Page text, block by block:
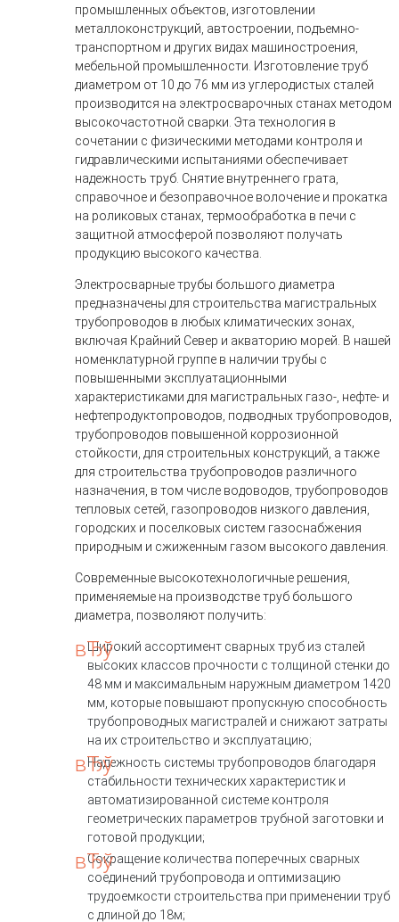
промышленных объектов, изготовлении
металлоконструкций, автостроении, подъемно-
транспортном и других видах машиностроения,
мебельной промышленности. Изготовление труб
диаметром от 10 до 76 мм из углеродистых сталей
производится на электросварочных станах методом
высокочастотной сварки. Эта технология в
сочетании с физическими методами контроля и
гидравлическими испытаниями обеспечивает
надежность труб. Снятие внутреннего грата,
справочное и безоправочное волочение и прокатка
на роликовых станах, термообработка в печи с
защитной атмосферой позволяют получать
продукцию высокого качества.
Электросварные трубы большого диаметра
предназначены для строительства магистральных
трубопроводов в любых климатических зонах,
включая Крайний Север и акваторию морей. В нашей
номенклатурной группе в наличии трубы с
повышенными эксплуатационными
характеристиками для магистральных газо-, нефте- и
нефтепродуктопроводов, подводных трубопроводов,
трубопроводов повышенной коррозионной
стойкости, для строительных конструкций, а также
для строительства трубопроводов различного
назначения, в том числе водоводов, трубопроводов
тепловых сетей, газопроводов низкого давления,
городских и поселковых систем газоснабжения
природным и сжиженным газом высокого давления.
Современные высокотехнологичные решения,
применяемые на производстве труб большого
диаметра, позволяют получить:
Широкий ассортимент сварных труб из сталей
высоких классов прочности с толщиной стенки до
48 мм и максимальным наружным диаметром 1420
мм, которые повышают пропускную способность
трубопроводных магистралей и снижают затраты
на их строительство и эксплуатацию;
Надежность системы трубопроводов благодаря
стабильности технических характеристик и
автоматизированной системе контроля
геометрических параметров трубной заготовки и
готовой продукции;
Сокращение количества поперечных сварных
соединений трубопровода и оптимизацию
трудоемкости строительства при применении труб
с длиной до 18м;